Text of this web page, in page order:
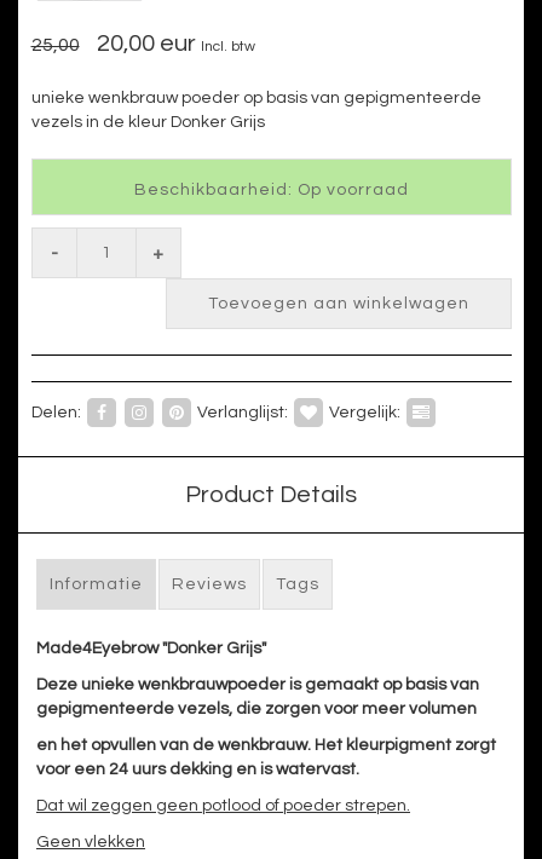
25,00 20,00 eur Incl. btw
unieke wenkbrauw poeder op basis van gepigmenteerde
vezels in de kleur Donker Grijs
Beschikbaarheid: Op voorraad
- +
Toevoegen aan winkelwagen
Delen: Verlanglijst: Vergelijk:
Product Details
Informatie Reviews Tags
Made4Eyebrow "Donker Grijs"
Deze unieke wenkbrauwpoeder is gemaakt op basis van
gepigmenteerde vezels, die zorgen voor meer volumen
en het opvullen van de wenkbrauw. Het kleurpigment zorgt
voor een 24 uurs dekking en is watervast.
Dat wil zeggen geen potlood of poeder strepen.
Geen vlekken